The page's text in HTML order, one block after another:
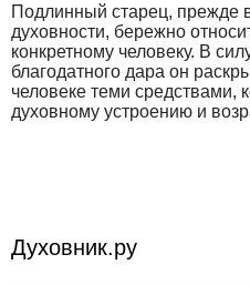
Духовник.ру
Подлинный старец, прежде
духовности, бережно
конкретному человеку. В
благодатного дара он
человеке теми средствами,
духовному устроению и